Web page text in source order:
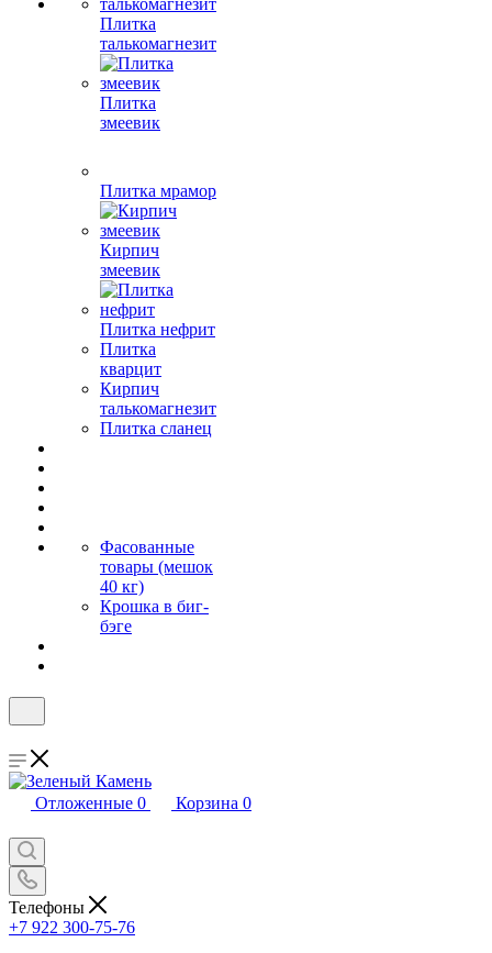
Плитка
талькомагнезит
Плитка
змеевик
Плитка мрамор
Кирпич
змеевик
Плитка нефрит
Плитка
кварцит
Кирпич
талькомагнезит
Плитка сланец
Фасованные
товары (мешок
40 кг)
Крошка в биг-
бэге
Отложенные 0 Корзина 0
Телефоны
+7 922 300-75-76